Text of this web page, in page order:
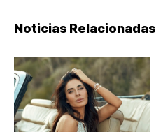
Noticias Relacionadas